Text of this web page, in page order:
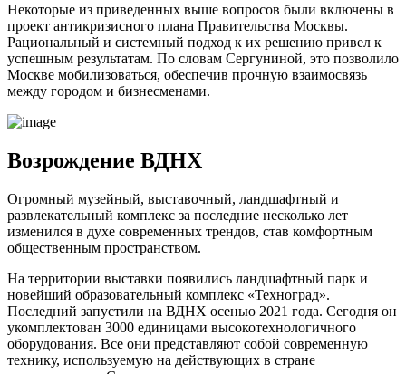
Некоторые из приведенных выше вопросов были включены в
проект антикризисного плана Правительства Москвы.
Рациональный и системный подход к их решению привел к
успешным результатам. По словам Сергуниной, это позволило
Москве мобилизоваться, обеспечив прочную взаимосвязь
между городом и бизнесменами.
Возрождение ВДНХ
Огромный музейный, выставочный, ландшафтный и
развлекательный комплекс за последние несколько лет
изменился в духе современных трендов, став комфортным
общественным пространством.
На территории выставки появились ландшафтный парк и
новейший образовательный комплекс «Техноград».
Последний запустили на ВДНХ осенью 2021 года. Сегодня он
укомплектован 3000 единицами высокотехнологичного
оборудования. Все они представляют собой современную
технику, используемую на действующих в стране